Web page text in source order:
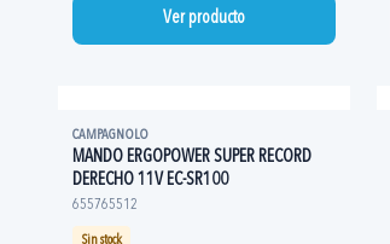
Ver producto
CAMPAGNOLO
MANDO ERGOPOWER SUPER RECORD
DERECHO 11V EC-SR100
655765512
Sin stock